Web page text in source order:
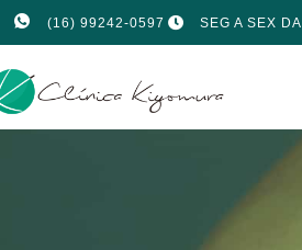
(16) 99242-0597 SEG A SEX